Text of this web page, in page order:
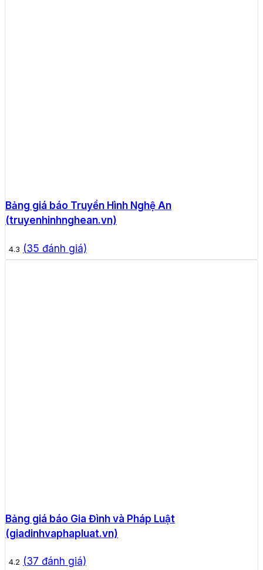
Bảng giá báo Truyền Hình Nghệ An
(truyenhinhnghean.vn)
4.3 (35 đánh giá)
Bảng giá báo Gia Đình và Pháp Luật
(giadinhvaphapluat.vn)
4.2 (37 đánh giá)